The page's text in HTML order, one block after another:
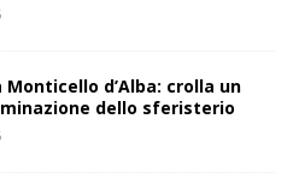
d’Alba: crolla un
dello sferisterio